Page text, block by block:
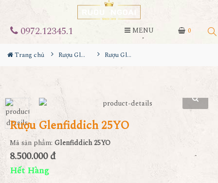
0
0972.12345.1 MENU
Trang chủ Rượu Glenfiddich Rượu Glenfiddich 25YO
Rượu Glenfiddich 25YO
Mã sản phẩm: Glenfiddich 25YO
8.500.000 đ
Hết Hàng